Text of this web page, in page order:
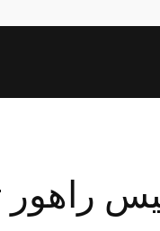
راهور